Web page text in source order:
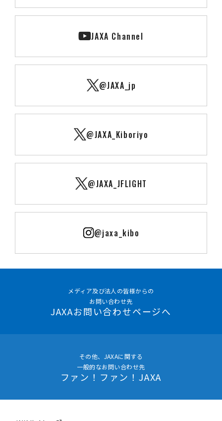
JAXA Channel
@JAXA_jp
@JAXA_Kiboriyo
@JAXA_JFLIGHT
@jaxa_kibo
メディア及び法人の皆様からの
お問い合わせ先
JAXAお問い合わせページへ
その他、JAXAに関する
一般的なお問い合わせ先
ファン！ファン！JAXA